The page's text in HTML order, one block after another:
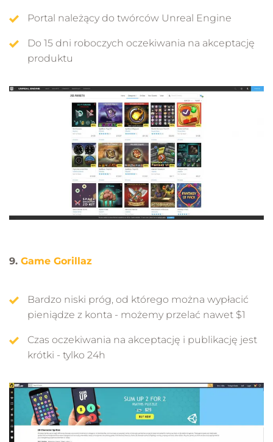
Portal należący do twórców Unreal Engine
Do 15 dni roboczych oczekiwania na akceptację
produktu
9. Game Gorillaz
Bardzo niski próg, od którego można wypłacić
pieniądze z konta - możemy przelać nawet $1
Czas oczekiwania na akceptację i publikację jest
krótki - tylko 24h